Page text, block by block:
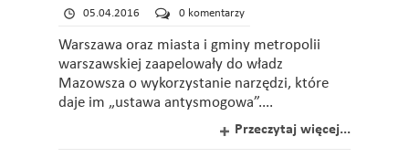
05.04.2016 0 komentarzy
Warszawa oraz miasta i gminy metropolii
warszawskiej zaapelowały do władz
Mazowsza o wykorzystanie narzędzi, które
daje im „ustawa antysmogowa”....
Przeczytaj więcej...